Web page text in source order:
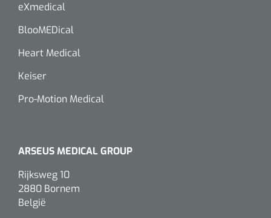
eXmedical
BlooMEDical
Heart Medical
Keiser
Pro-Motion Medical
ARSEUS MEDICAL GROUP
Rijksweg 10
2880 Bornem
België